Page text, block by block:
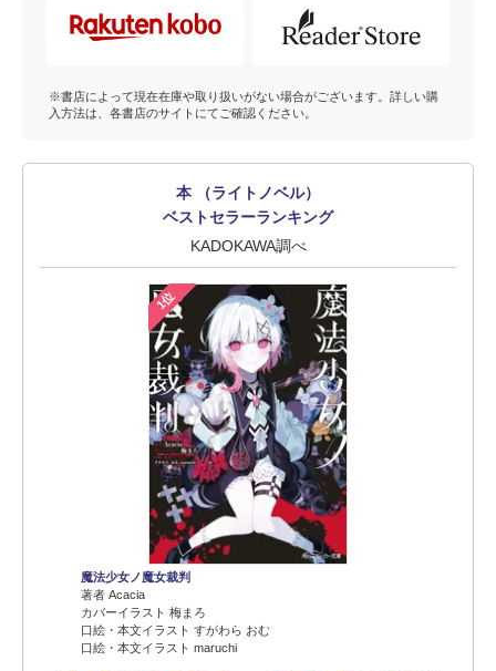
※書店によって現在在庫や取り扱いがない場合がございます。詳しい購
入方法は、各書店のサイトにてご確認ください。
本 （ライトノベル）
ベストセラーランキング
KADOKAWA調べ
1位
魔法少女ノ魔女裁判
著者 Acacia
カバーイラスト 梅まろ
口絵・本文イラスト すがわら おむ
口絵・本文イラスト maruchi